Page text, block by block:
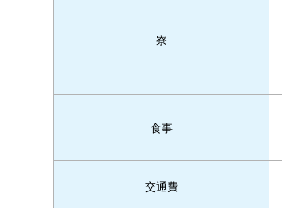
寮
食事
交通費